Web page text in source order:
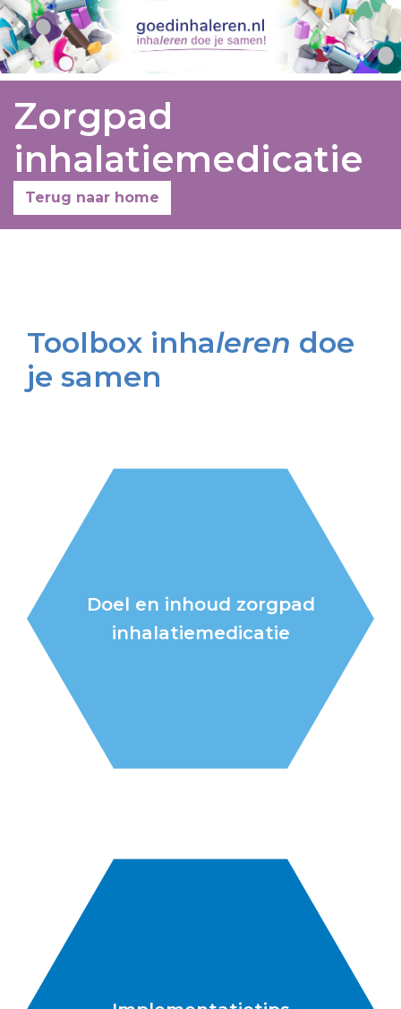
Zorgpad
inhalatiemedicatie
Terug naar home
Toolbox inhaleren doe
je samen
Doel en inhoud zorgpad
inhalatiemedicatie